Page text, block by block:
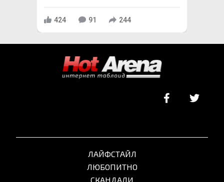
424 91 244
ЛАЙФСТАЙЛ
ЛЮБОПИТНО
СКАНДАЛИ